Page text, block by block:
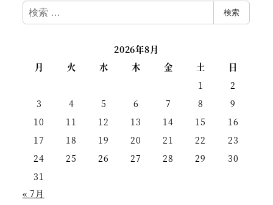
検
索
検索
2026年8月
月
火 水 木 金 土
日
1
2
3
4 5 6 7 8
9
10
11 12 13 14 15
16
17
18 19 20 21 22
23
24
25 26 27 28 29
30
31
« 7月